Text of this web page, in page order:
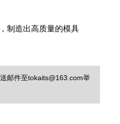
制造出高质量的模具
邮件至tokaits@163.com举